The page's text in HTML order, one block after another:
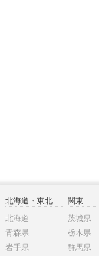
北海道・東北
北海道
青森県
岩手県
関東
茨城県
栃木県
群馬県